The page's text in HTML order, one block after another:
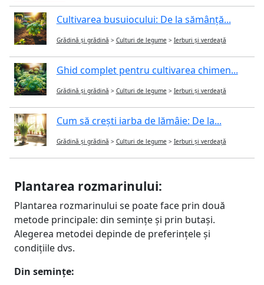
Cultivarea busuiocului: De la sămânță...
Grădină și grădină > Culturi de legume > Ierburi și verdeață
Ghid complet pentru cultivarea chimen...
Grădină și grădină > Culturi de legume > Ierburi și verdeață
Cum să crești iarba de lămâie: De la...
Grădină și grădină > Culturi de legume > Ierburi și verdeață
Plantarea rozmarinului:
Plantarea rozmarinului se poate face prin două
metode principale: din semințe și prin butași.
Alegerea metodei depinde de preferințele și
condițiile dvs.
Din semințe: